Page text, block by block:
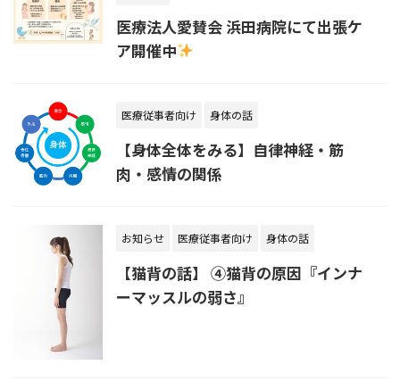
医療法人愛賛会 浜田病院にて出張ケ
ア開催中
医療従事者向け 身体の話
【身体全体をみる】自律神経・筋
肉・感情の関係
お知らせ 医療従事者向け 身体の話
【猫背の話】 ④猫背の原因『インナ
ーマッスルの弱さ』